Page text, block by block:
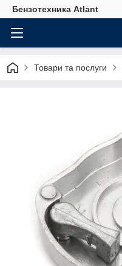
Бензотехника Atlant
Товари та послуги